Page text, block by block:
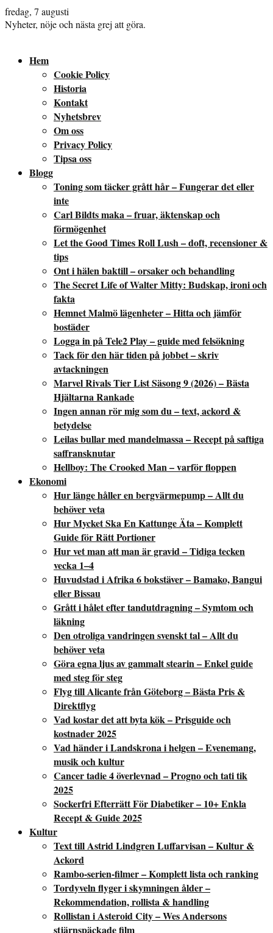
fredag, 7 augusti
Nyheter, nöje och nästa grej att göra.
Hem
Cookie Policy
Historia
Kontakt
Nyhetsbrev
Om oss
Privacy Policy
Tipsa oss
Blogg
Toning som täcker grått hår – Fungerar det eller
inte
Carl Bildts maka – fruar, äktenskap och
förmögenhet
Let the Good Times Roll Lush – doft, recensioner &
tips
Ont i hälen baktill – orsaker och behandling
The Secret Life of Walter Mitty: Budskap, ironi och
fakta
Hemnet Malmö lägenheter – Hitta och jämför
bostäder
Logga in på Tele2 Play – guide med felsökning
Tack för den här tiden på jobbet – skriv
avtackningen
Marvel Rivals Tier List Säsong 9 (2026) – Bästa
Hjältarna Rankade
Ingen annan rör mig som du – text, ackord &
betydelse
Leilas bullar med mandelmassa – Recept på saftiga
saffransknutar
Hellboy: The Crooked Man – varför floppen
Ekonomi
Hur länge håller en bergvärmepump – Allt du
behöver veta
Hur Mycket Ska En Kattunge Äta – Komplett
Guide för Rätt Portioner
Hur vet man att man är gravid – Tidiga tecken
vecka 1–4
Huvudstad i Afrika 6 bokstäver – Bamako, Bangui
eller Bissau
Grått i hålet efter tandutdragning – Symtom och
läkning
Den otroliga vandringen svenskt tal – Allt du
behöver veta
Göra egna ljus av gammalt stearin – Enkel guide
med steg för steg
Flyg till Alicante från Göteborg – Bästa Pris &
Direktflyg
Vad kostar det att byta kök – Prisguide och
kostnader 2025
Vad händer i Landskrona i helgen – Evenemang,
musik och kultur
Cancer tadie 4 överlevnad – Progno och tati tik
2025
Sockerfri Efterrätt För Diabetiker – 10+ Enkla
Recept & Guide 2025
Kultur
Text till Astrid Lindgren Luffarvisan – Kultur &
Ackord
Rambo-serien-filmer – Komplett lista och ranking
Tordyveln flyger i skymningen ålder –
Rekommendation, rollista & handling
Rollistan i Asteroid City – Wes Andersons
stjärnspäckade film